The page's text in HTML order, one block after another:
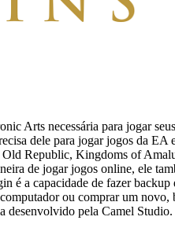
Arts necessária para jogar
dele para jogar jogos da
Old Republic, Kingdoms of
de jogar jogos online, ele
é a capacidade de fazer backup
ou comprar um
desenvolvido pela Camel